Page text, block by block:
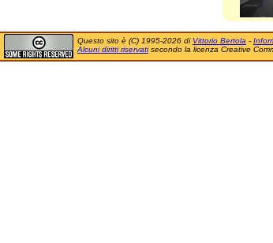
Questo sito è (C) 1995-2026 di Vittorio Bertola -
Alcuni diritti riservatisecondo la licenza Creative